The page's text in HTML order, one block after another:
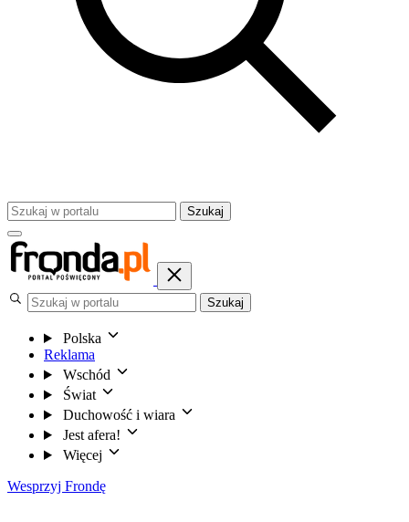
Szukaj
Szukaj
Polska
Reklama
Wschód
Świat
Duchowość i wiara
Jest afera!
Więcej
Wesprzyj Frondę